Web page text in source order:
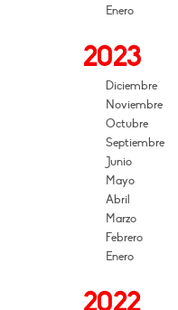
Enero
2023
Diciembre
Noviembre
Octubre
Septiembre
Junio
Mayo
Abril
Marzo
Febrero
Enero
2022